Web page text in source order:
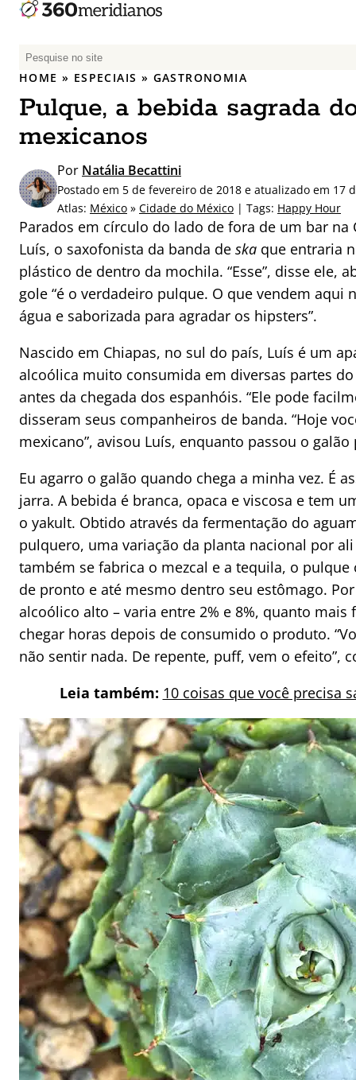
P
e
q
u
i
a
r
p
o
:
HOME » ESPECIAIS » GASTRONOMIA
Pulque, a bebida sagrada
mexicanos
Por Natália Becattini
Postado em 5 de fevereiro de 2018 e atualizado em 17
Atlas: México » Cidade do México | Tags: Happy Hour
Parados em círculo do lado de fora de um bar
Luís, o saxofonista da banda de ska que entraria
plástico de dentro da mochila. “Esse”, disse ele,
gole “é o verdadeiro pulque. O que vendem
água e saborizada para agradar os hipsters”.
Nascido em Chiapas, no sul do país, Luís é um
alcoólica muito consumida em diversas partes
antes da chegada dos espanhóis. “Ele pode
disseram seus companheiros de banda. “Hoje
mexicano”, avisou Luís, enquanto passou o
Eu agarro o galão quando chega a minha vez. É
jarra. A bebida é branca, opaca e viscosa e tem
o yakult. Obtido através da fermentação do
pulquero, uma variação da planta nacional por
também se fabrica o mezcal e a tequila, o
de pronto e até mesmo dentro seu estômago.
alcoólico alto – varia entre 2% e 8%, quanto
chegar horas depois de consumido o produto.
não sentir nada. De repente, puff, vem o efeito”,
Leia também: 10 coisas que você precisa